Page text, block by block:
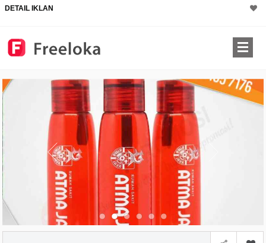
DETAIL IKLAN